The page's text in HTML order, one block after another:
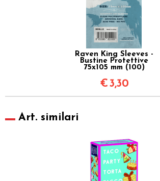
Raven King Sleeves -
Bustine Protettive
75x105 mm (100)
€3,30
Art. similari